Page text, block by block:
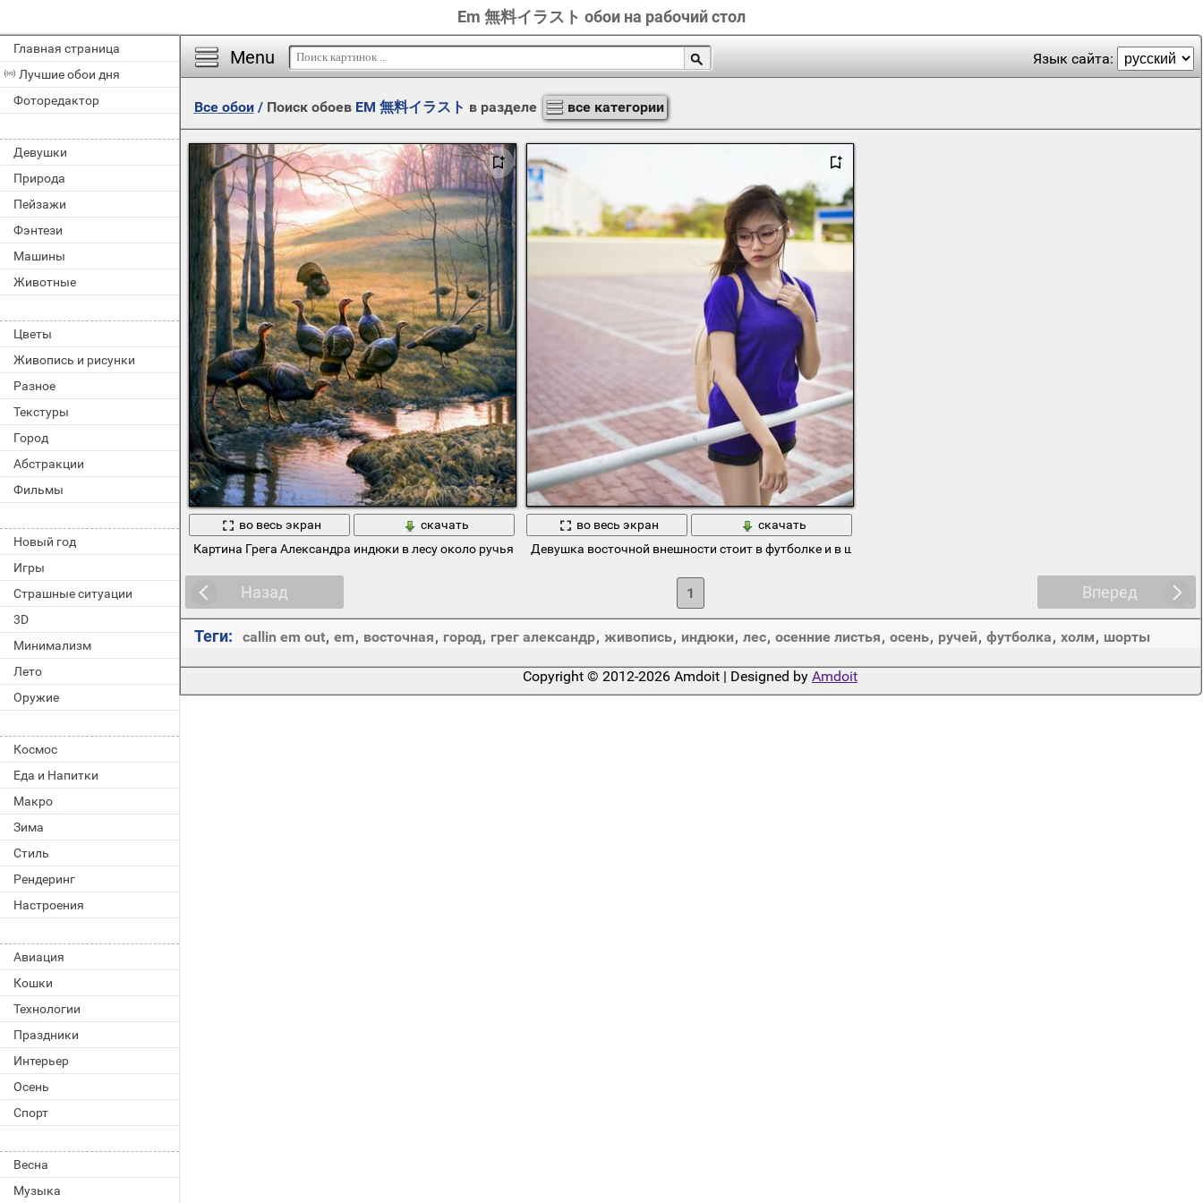
Em 無料イラスト обои на рабочий стол
Главная страница
Лучшие обои дня
Фоторедактор
Девушки
Природа
Пейзажи
Фэнтези
Машины
Животные
Цветы
Живопись и рисунки
Разное
Текстуры
Город
Абстракции
Фильмы
Новый год
Игры
Страшные ситуации
3D
Минимализм
Лето
Оружие
Космос
Еда и Напитки
Макро
Зима
Стиль
Рендеринг
Настроения
Авиация
Кошки
Технологии
Праздники
Интерьер
Осень
Спорт
Весна
Музыка
Menu Язык сайта:
Все обои/ Поиск обоев EM 無料イラスト в разделе все категории
во весь экран
скачать
Картина Грега Александра индюки в лесу около ручья
во весь экран
скачать
Девушка восточной внешности стоит в футболке и в шортах около перил
Назад Вперед
1
Теги: callin em out, em, восточная, город, грег александр, живопись, индюки, лес, осенние листья, осень, ручей, футболка, холм, шорты
Copyright © 2012-2026 Amdoit | Designed by Amdoit